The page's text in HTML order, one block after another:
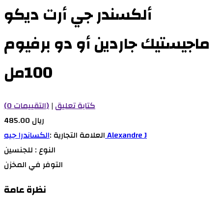
ألكسندر جي أرت ديكو
ماجيستيك جاردين أو دو برفيوم
100مل
(0 التقييمات)| كتابة تعليق
485.00 ريال
العلامة التجارية :الكساندرا جيه Alexandre J
النوع : للجنسين
التوفر في المخزن
نظرة عامة